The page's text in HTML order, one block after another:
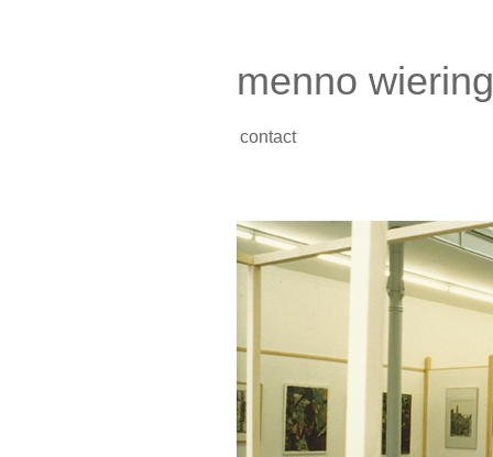
menno
contact